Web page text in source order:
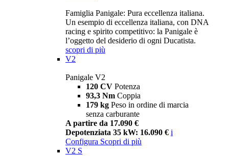
Famiglia Panigale: Pura eccellenza italiana.
Un esempio di eccellenza italiana, con DNA
racing e spirito competitivo: la Panigale è
l’oggetto del desiderio di ogni Ducatista.
scopri di più
V2
Panigale V2
120 CV Potenza
93,3 Nm Coppia
179 kg Peso in ordine di marcia
senza carburante
A partire da 17.090 €
Depotenziata 35 kW: 16.090 € i
Configura Scopri di più
V2 S